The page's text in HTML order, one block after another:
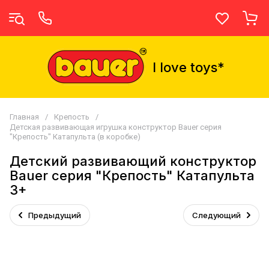
I love toys*
Главная / Крепость
/
Детская развивающая игрушка конструктор Bauer серия
"Крепость" Катапульта (в коробке)
Детский развивающий конструктор
Bauer серия "Крепость" Катапульта
3+
Предыдущий Следующий